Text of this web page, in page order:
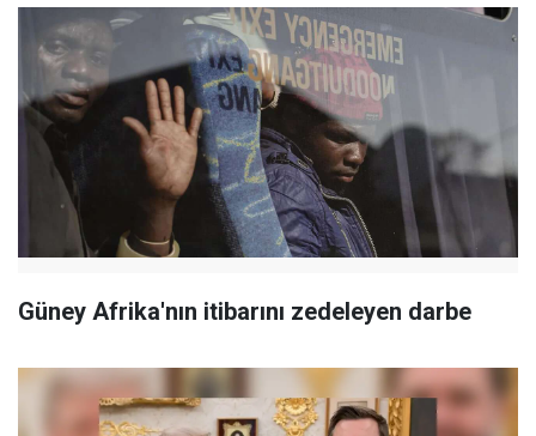
Güney Afrika'nın itibarını zedeleyen darbe